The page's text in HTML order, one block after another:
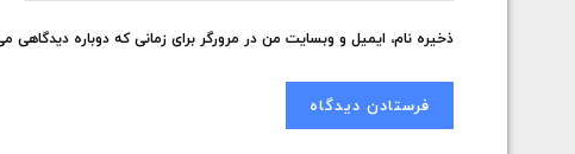
ذخیره نام، ایمیل و وبسایت من در مرورگر برای زمانی که دوباره دیدگاهی